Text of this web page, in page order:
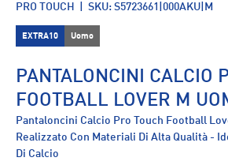
PRO TOUCH SKU: S5723661|000AKU|M
EXTRA10 Uomo
PANTALONCINI CALCIO
FOOTBALL LOVER M
Pantaloncini Calcio Pro Touch Football
Realizzato Con Materiali Di Alta Qualità -
Di Calcio